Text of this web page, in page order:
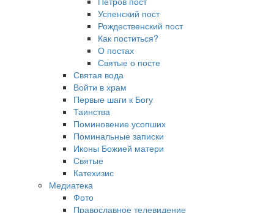
Успенский пост
Рождественский пост
Как поститься?
О постах
Святые о посте
Святая вода
Войти в храм
Первые шаги к Богу
Таинства
Поминовение усопших
Поминальные записки
Иконы Божией матери
Святые
Катехизис
Медиатека
Фото
Православное телевидение